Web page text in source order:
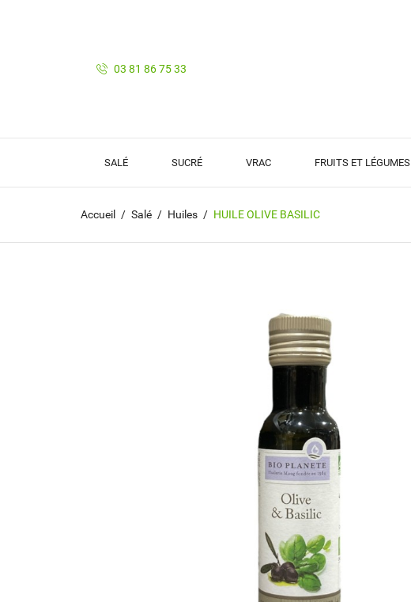
03 81 86 75 33
SALÉ SUCRÉ VRAC FRUITS ET LÉGUMES
Accueil Salé Huiles HUILE OLIVE BASILIC